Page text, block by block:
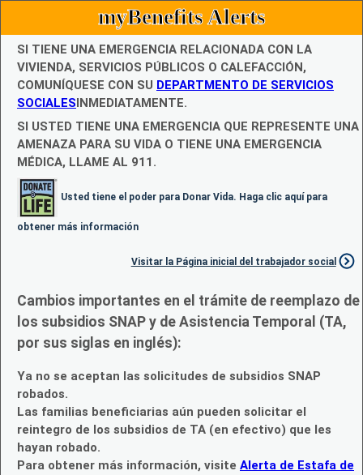
myBenefits Alerts
SI TIENE UNA EMERGENCIA RELACIONADA CON LA
VIVIENDA, SERVICIOS PÚBLICOS O CALEFACCIÓN,
COMUNÍQUESE CON SU DEPARTMENTO DE SERVICIOS
SOCIALESINMEDIATAMENTE.
SI USTED TIENE UNA EMERGENCIA QUE REPRESENTE UNA
AMENAZA PARA SU VIDA O TIENE UNA EMERGENCIA
MÉDICA, LLAME AL 911.
Usted tiene el poder para Donar Vida. Haga clic aquí para
obtener más información
Visitar la Página inicial del trabajador social
Cambios importantes en el trámite de reemplazo de
los subsidios SNAP y de Asistencia Temporal (TA,
por sus siglas en inglés):
Ya no se aceptan las solicitudes de subsidios SNAP
robados.
Las familias beneficiarias aún pueden solicitar el
reintegro de los subsidios de TA (en efectivo) que les
hayan robado.
Para obtener más información, visite Alerta de Estafa de